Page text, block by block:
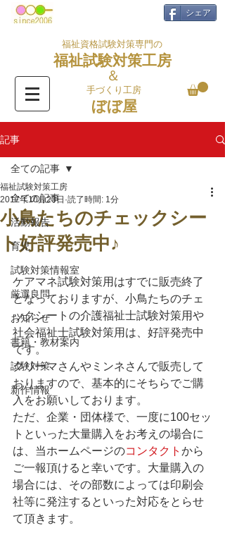
シェア
福祉資格試験対策専門の
福祉試験対策工房
＆
手づくり工房
ぼぼ屋
記事
全ての記事
活動報告
育児
試験対策情報室
厳選良問
お知らせ
書籍・教材案内
試験対策
新作情報
全ての記事
小鳥たちのチェックシー
ト好評発売中♪
福祉試験対策工房
2017年10月23日 読了時間: 1分
ケアマネ試験対策用はすでに販売終了
となっておりますが、小鳥たちのチェ
ックシートの介護福祉士試験対策用や
社会福祉士試験対策用は、好評発売中
です。
クリーマさんやミンネさんで販売して
おりますので、基本的にそちらでご購
入をお願いしております。
ただ、企業・団体様で、一度に100セッ
トといった大量購入をお考えの場合に
は、当ホームページのコンタクト から
ご一報頂けると幸いです。大量購入の
場合には、その部数によっては印刷会
社等に発注するといった対応をとらせ
て頂きます。